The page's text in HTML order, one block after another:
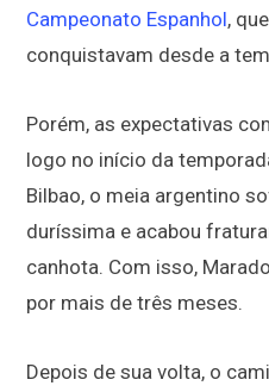
Campeonato Espanhol,
conquistavam desde a
Porém, as expectativas
logo no início da
Bilbao, o meia argentino
duríssima e acabou
canhota. Com isso,
por mais de três meses.
Depois de sua volta, o